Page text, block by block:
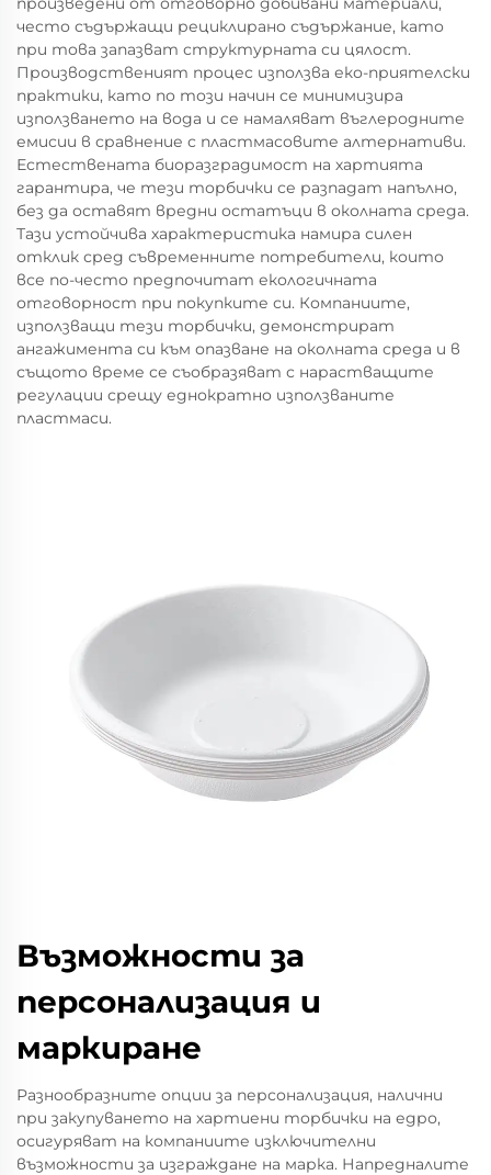
често съдържащи рециклирано съдържание, като
при това запазват структурната си цялост.
Производственият процес използва еко-приятелски
практики, като по този начин се минимизира
използването на вода и се намаляват въглеродните
емисии в сравнение с пластмасовите алтернативи.
Естествената биоразградимост на хартията
гарантира, че тези торбички се разпадат напълно,
без да оставят вредни остатъци в околната среда.
Тази устойчива характеристика намира силен
отклик сред съвременните потребители, които
все по-често предпочитат екологичната
отговорност при покупките си. Компаниите,
използващи тези торбички, демонстрират
ангажимента си към опазване на околната среда и в
същото време се съобразяват с нарастващите
регулации срещу еднократно използваните
пластмаси.
Възможности за
персонализация и
маркиране
Разнообразните опции за персонализация, налични
при закупуването на хартиени торбички на едро,
осигуряват на компаниите изключителни
възможности за изграждане на марка. Напредналите